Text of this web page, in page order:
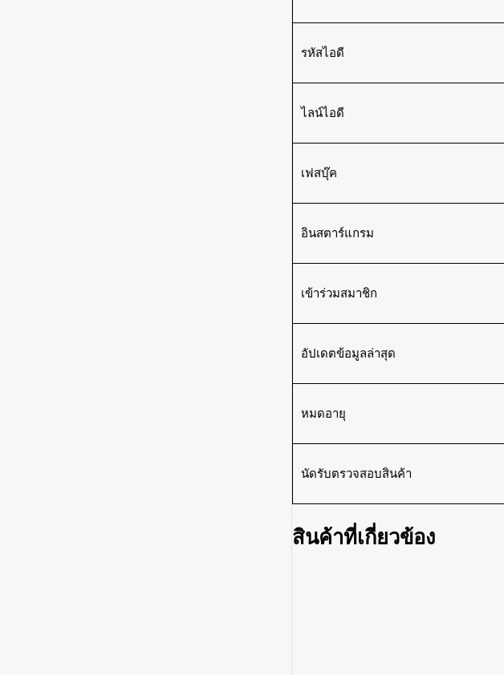
รหัสไอดี
ไลน์ไอดี
เฟสบุ๊ค
อินสตาร์แกรม
เข้าร่วมสมาชิก
อัปเดตข้อมูลล่าสุด
หมดอายุ
นัดรับตรวจสอบสินค้า
สินค้าที่เกี่ยวข้อง